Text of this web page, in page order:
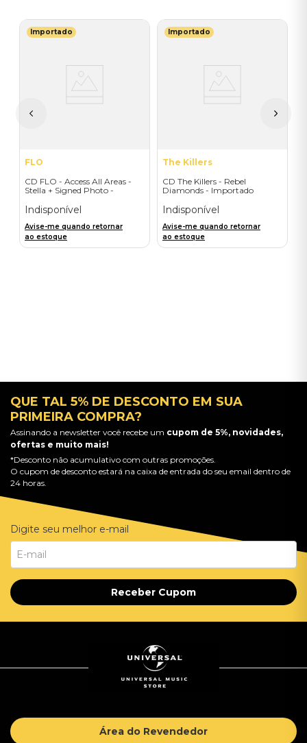
Importado
FLO
CD FLO - Access All Areas -
Stella + Signed Photo -
Indisponível
Avise-me quando retornar
ao estoque
Importado
The Killers
CD The Killers - Rebel
Diamonds - Importado
Indisponível
Avise-me quando retornar
ao estoque
QUE TAL 5% DE DESCONTO EM SUA
PRIMEIRA COMPRA?
Assinando a newsletter você recebe um cupom de 5%, novidades,
ofertas e muito mais!
*Desconto não acumulativo com outras promoções.
O cupom de desconto estará na caixa de entrada do seu email dentro de
24 horas.
Digite seu melhor e-mail
Receber Cupom
Área do Revendedor